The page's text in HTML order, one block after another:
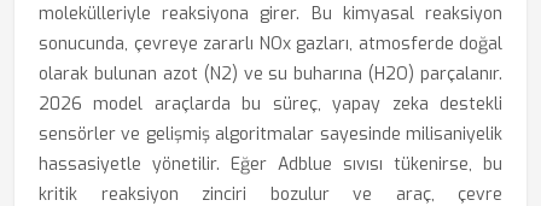
molekülleriyle reaksiyona girer. Bu kimyasal reaksiyon
sonucunda, çevreye zararlı NOx gazları, atmosferde doğal
olarak bulunan azot (N2) ve su buharına (H2O) parçalanır.
2026 model araçlarda bu süreç, yapay zeka destekli
sensörler ve gelişmiş algoritmalar sayesinde milisaniyelik
hassasiyetle yönetilir. Eğer Adblue sıvısı tükenirse, bu
kritik reaksiyon zinciri bozulur ve araç, çevre